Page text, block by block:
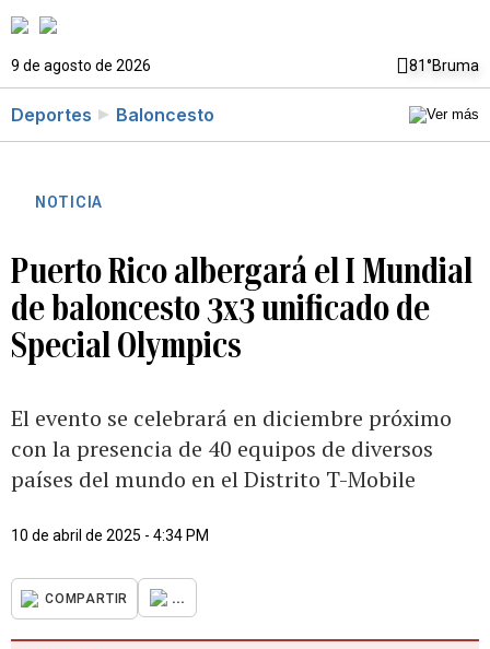
9 de agosto de 2026 81°Bruma
Deportes Baloncesto
NOTICIA
Puerto Rico albergará el I Mundial
de baloncesto 3x3 unificado de
Special Olympics
El evento se celebrará en diciembre próximo
con la presencia de 40 equipos de diversos
países del mundo en el Distrito T-Mobile
10 de abril de 2025 - 4:34 PM
COMPARTIR ...